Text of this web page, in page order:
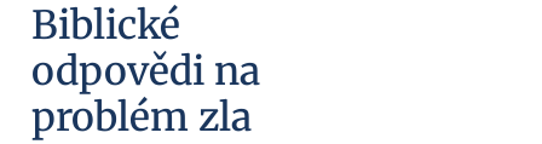
Biblické
odpovědi na
problém zla